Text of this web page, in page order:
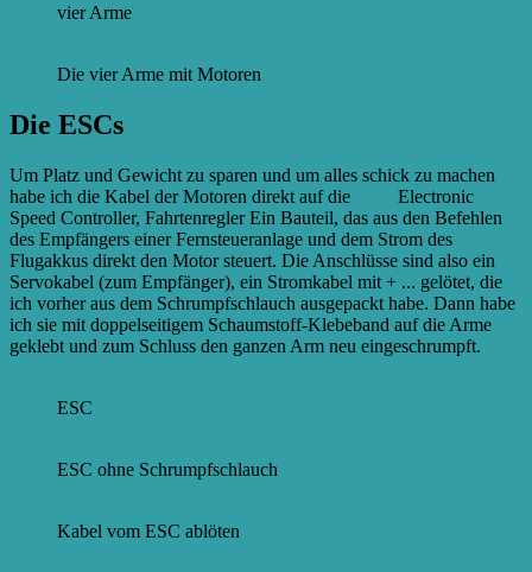
vier Arme
Die vier Arme mit Motoren
Die ESCs
Um Platz und Gewicht zu sparen und um alles schick zu machen
habe ich die Kabel der Motoren direkt auf die
Electronic
Speed Controller, Fahrtenregler Ein Bauteil, das aus den Befehlen
des Empfängers einer Fernsteueranlage und dem Strom des
Flugakkus direkt den Motor steuert. Die Anschlüsse sind also ein
Servokabel (zum Empfänger), ein Stromkabel mit + ... gelötet, die
ich vorher aus dem Schrumpfschlauch ausgepackt habe. Dann habe
ich sie mit doppelseitigem Schaumstoff-Klebeband auf die Arme
geklebt und zum Schluss den ganzen Arm neu eingeschrumpft.
ESC
ESC ohne Schrumpfschlauch
Kabel vom ESC ablöten